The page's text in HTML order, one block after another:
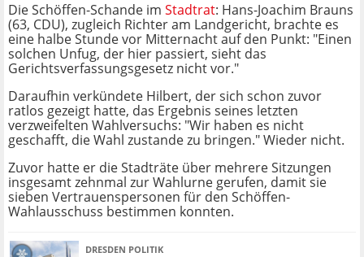
Die Schöffen-Schande im Stadtrat: Hans-Joachim Brauns
(63, CDU), zugleich Richter am Landgericht, brachte es
eine halbe Stunde vor Mitternacht auf den Punkt: "Einen
solchen Unfug, der hier passiert, sieht das
Gerichtsverfassungsgesetz nicht vor."
Daraufhin verkündete Hilbert, der sich schon zuvor
ratlos gezeigt hatte, das Ergebnis seines letzten
verzweifelten Wahlversuchs: "Wir haben es nicht
geschafft, die Wahl zustande zu bringen." Wieder nicht.
Zuvor hatte er die Stadträte über mehrere Sitzungen
insgesamt zehnmal zur Wahlurne gerufen, damit sie
sieben Vertrauenspersonen für den Schöffen-
Wahlausschuss bestimmen konnten.
DRESDEN POLITIK